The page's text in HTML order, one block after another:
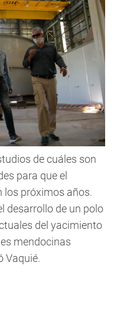
de cuáles son
para que el
los próximos años.
desarrollo de un polo
del yacimiento
mendocinas
Vaquié.